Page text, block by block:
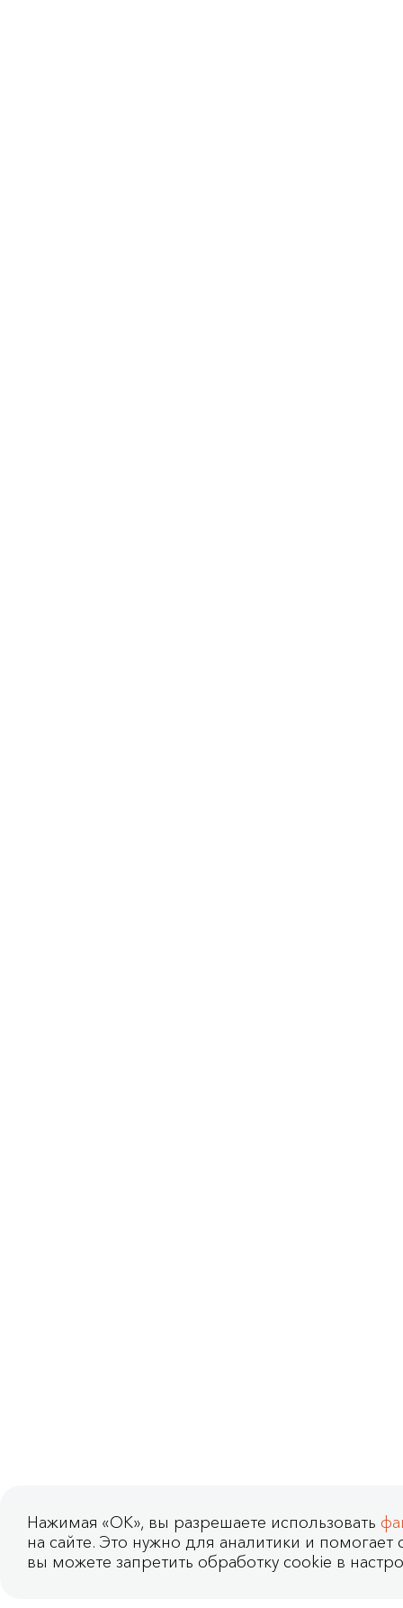
Нажимая «OK», вы разрешаете использовать
на сайте. Это нужно для аналитики и помогает
вы можете запретить обработку cookie в